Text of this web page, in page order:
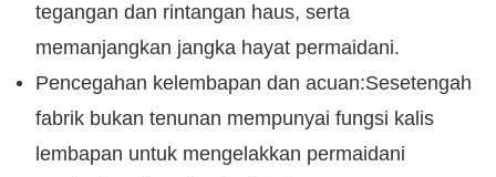
tegangan dan rintangan haus, serta
memanjangkan jangka hayat permaidani.
Pencegahan kelembapan dan acuan:Sesetengah
fabrik bukan tenunan mempunyai fungsi kalis
lembapan untuk mengelakkan permaidani